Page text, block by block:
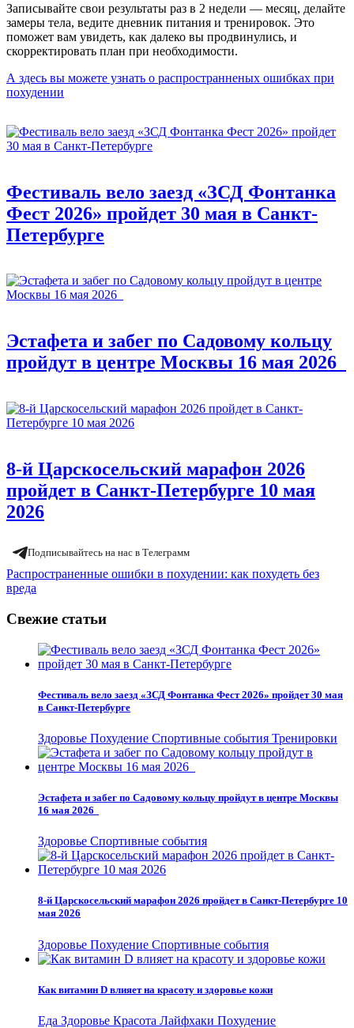
Записывайте свои результаты раз в 2 недели — месяц, делайте
замеры тела, ведите дневник питания и тренировок. Это
поможет вам увидеть, как далеко вы продвинулись, и
скорректировать план при необходимости.
А здесь вы можете узнать о распространненых ошибках при
похудении
Фестиваль вело заезд «ЗСД Фонтанка
Фест 2026» пройдет 30 мая в Санкт-
Петербурге
Эстафета и забег по Садовому кольцу
пройдут в центре Москвы 16 мая 2026
8-й Царскосельский марафон 2026
пройдет в Санкт-Петербурге 10 мая
2026
Подписывайтесь на нас в Телеграмм
Навигация
по
записям
Распространенные ошибки в похудении: как похудеть без
вреда
Свежие статьи
Фестиваль вело заезд «ЗСД Фонтанка Фест 2026» пройдет 30 мая
в Санкт-Петербурге
Здоровье Похудение Спортивные события Тренировки
Эстафета и забег по Садовому кольцу пройдут в центре Москвы
16 мая 2026
Здоровье Спортивные события
8-й Царскосельский марафон 2026 пройдет в Санкт-Петербурге 10
мая 2026
Здоровье Похудение Спортивные события
Как витамин D влияет на красоту и здоровье кожи
Еда Здоровье Красота Лайфхаки Похудение